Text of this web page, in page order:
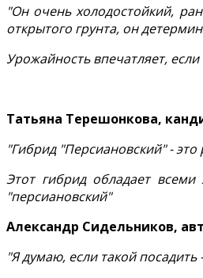
"Он очень холодостойкий,
открытого грунта, он
Урожайность впечатляет, если
Татьяна Терешонкова,
"Гибрид "Персиановский" -
Этот гибрид обладает
"персиановский"
Александр Сидельников,
"Я думаю, если такой